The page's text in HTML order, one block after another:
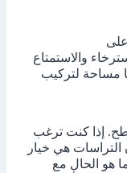
والاستمتاع
مساحة لتركيب
إذا كنت ترغب
هي خيار
هو الحال مع